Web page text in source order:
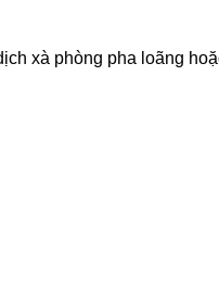
phòng pha loãng